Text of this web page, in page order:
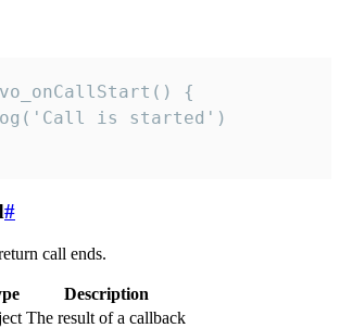
{
is started')
#
call ends.
Description
The result of a callback